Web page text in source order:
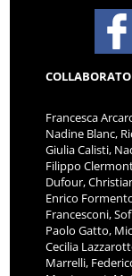
Francesca
Nadine Blanc,
Giulia Calisti,
Filippo
Dufour,
Enrico
Francesconi,
Paolo Gatto,
Cecilia
Marrelli,